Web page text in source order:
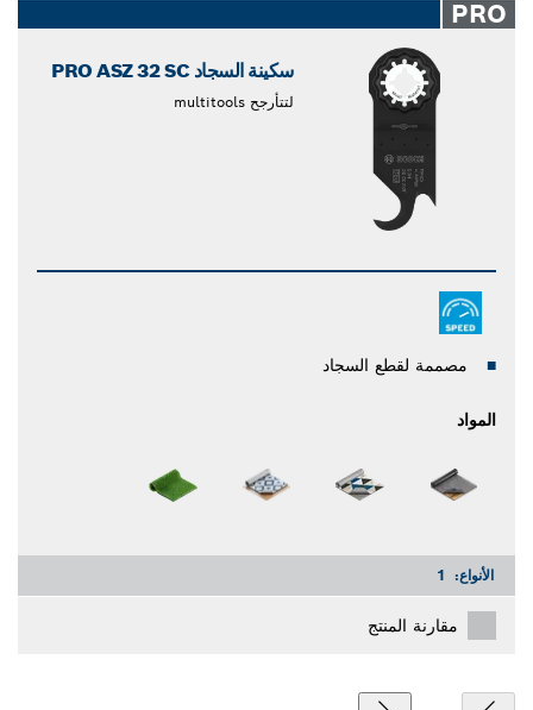
PRO
سكينة السجاد PRO ASZ 32 SC
لتتأرجح multitools
مصممة لقطع السجاد
المواد
الأنواع: 1
مقارنة المنتج